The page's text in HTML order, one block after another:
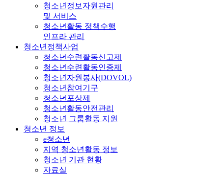
청소년정보자원관리
및 서비스
청소년활동 정책수행
인프라 관리
청소년정책사업
청소년수련활동신고제
청소년수련활동인증제
청소년자원봉사(DOVOL)
청소년참여기구
청소년포상제
청소년활동안전관리
청소년 그룹활동 지원
청소년 정보
e청소년
지역 청소년활동 정보
청소년 기관 현황
자료실